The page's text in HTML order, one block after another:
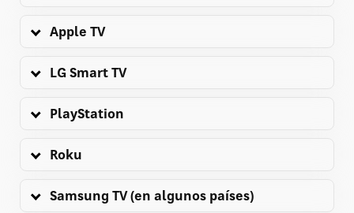
Apple TV
LG Smart TV
PlayStation
Roku
Samsung TV (en algunos países)